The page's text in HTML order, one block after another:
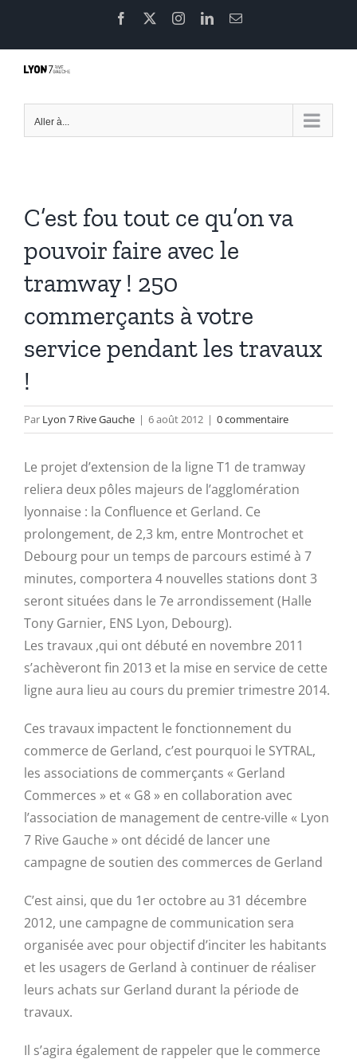
contenu
Facebook InstagramLinkedInEmail
Aller à...
C’est fou tout ce qu’on va
pouvoir faire avec le
tramway ! 250
commerçants à votre
service pendant les travaux
!
Par Lyon 7 Rive Gauche | 6 août 2012 | 0 commentaire
Le projet d’extension de la ligne T1 de tramway
reliera deux pôles majeurs de l’agglomération
lyonnaise : la Confluence et Gerland. Ce
prolongement, de 2,3 km, entre Montrochet et
Debourg pour un temps de parcours estimé à 7
minutes, comportera 4 nouvelles stations dont 3
seront situées dans le 7e arrondissement (Halle
Tony Garnier, ENS Lyon, Debourg).
Les travaux ,qui ont débuté en novembre 2011
s’achèveront fin 2013 et la mise en service de cette
ligne aura lieu au cours du premier trimestre 2014.
Ces travaux impactent le fonctionnement du
commerce de Gerland, c’est pourquoi le SYTRAL,
les associations de commerçants « Gerland
Commerces » et « G8 » en collaboration avec
l’association de management de centre-ville « Lyon
7 Rive Gauche » ont décidé de lancer une
campagne de soutien des commerces de Gerland
C’est ainsi, que du 1er octobre au 31 décembre
2012, une campagne de communication sera
organisée avec pour objectif d’inciter les habitants
et les usagers de Gerland à continuer de réaliser
leurs achats sur Gerland durant la période de
travaux.
Il s’agira également de rappeler que le commerce